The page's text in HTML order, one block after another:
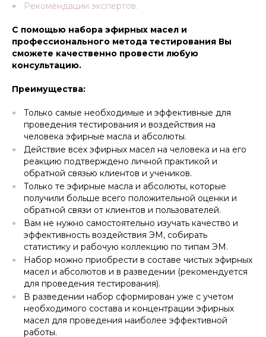
Рекомендации экспертов.
С помощью набора эфирных масел и
профессионального метода тестирования Вы
сможете качественно провести любую
консультацию.
Преимущества:
Только самые необходимые и эффективные для
проведения тестирования и воздействия на
человека эфирные масла и абсолюты.
Действие всех эфирных масел на человека и на его
реакцию подтверждено личной практикой и
обратной связью клиентов и учеников.
Только те эфирные масла и абсолюты, которые
получили больше всего положительной оценки и
обратной связи от клиентов и пользователей.
Вам не нужно самостоятельно изучать качество и
эффективность воздействия ЭМ, собирать
статистику и рабочую коллекцию по типам ЭМ.
Набор можно приобрести в составе чистых эфирных
масел и абсолютов и в разведении (рекомендуется
для проведения тестирования).
В разведении набор сформирован уже с учетом
необходимого состава и концентрации эфирных
масел для проведения наиболее эффективной
работы.